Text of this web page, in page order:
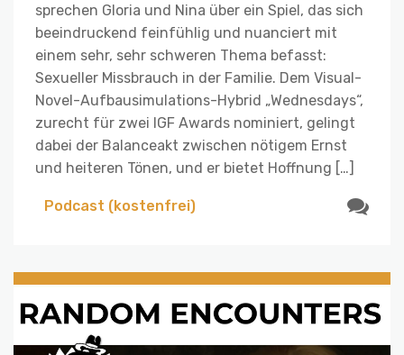
sprechen Gloria und Nina über ein Spiel, das sich
beeindruckend feinfühlig und nuanciert mit
einem sehr, sehr schweren Thema befasst:
Sexueller Missbrauch in der Familie. Dem Visual-
Novel-Aufbausimulations-Hybrid „Wednesdays“,
zurecht für zwei IGF Awards nominiert, gelingt
dabei der Balanceakt zwischen nötigem Ernst
und heiteren Tönen, und er bietet Hoffnung […]
Podcast (kostenfrei)